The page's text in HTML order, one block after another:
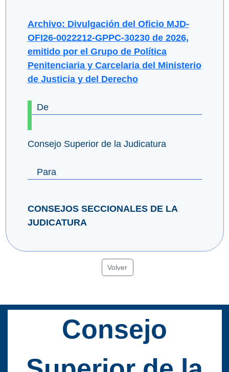
Archivo: Divulgación del Oficio MJD-
OFI26-0022212-GPPC-30230 de 2026,
emitido por el Grupo de Política
Penitenciaria y Carcelaria del Ministerio
de Justicia y del Derecho
De
Consejo Superior de la Judicatura
Para
CONSEJOS SECCIONALES DE LA
JUDICATURA
Volver
Consejo